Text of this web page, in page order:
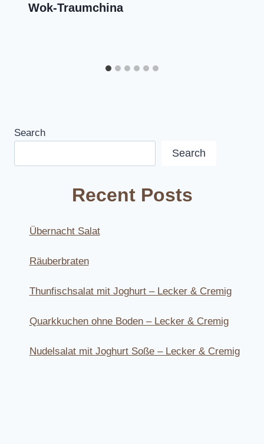
Wok-Traumchina
Search
Search
Recent Posts
Übernacht Salat
Räuberbraten
Thunfischsalat mit Joghurt – Lecker & Cremig
Quarkkuchen ohne Boden – Lecker & Cremig
Nudelsalat mit Joghurt Soße – Lecker & Cremig